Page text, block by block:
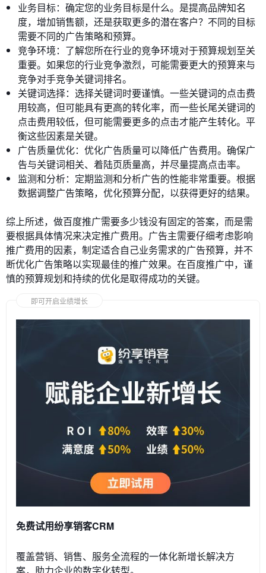
业务目标：确定您的业务目标是什么。是提高品牌知名
度，增加销售额，还是获取更多的潜在客户？不同的目标
需要不同的广告策略和预算。
竞争环境：了解您所在行业的竞争环境对于预算规划至关
重要。如果您的行业竞争激烈，可能需要更大的预算来与
竞争对手竞争关键词排名。
关键词选择：选择关键词时要谨慎。一些关键词的点击费
用较高，但可能具有更高的转化率，而一些长尾关键词的
点击费用较低，但可能需要更多的点击才能产生转化。平
衡这些因素是关键。
广告质量优化：优化广告质量可以降低广告费用。确保广
告与关键词相关、着陆页质量高，并尽量提高点击率。
监测和分析：定期监测和分析广告的性能非常重要。根据
数据调整广告策略，优化预算分配，以获得更好的结果。
综上所述，做百度推广需要多少钱没有固定的答案，而是需
要根据具体情况来决定推广费用。广告主需要仔细考虑影响
推广费用的因素，制定适合自己业务需求的广告预算，并不
断优化广告策略以实现最佳的推广效果。在百度推广中，谨
慎的预算规划和持续的优化是取得成功的关键。
即可开启业绩增长
免费试用纷享销客CRM
覆盖营销、销售、服务全流程的一体化新增长解决方